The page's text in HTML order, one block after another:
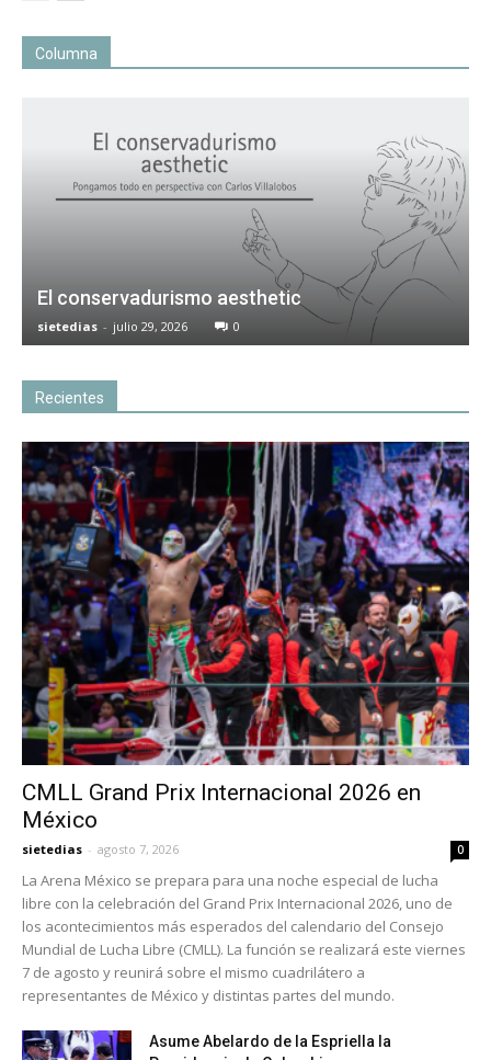
Columna
El conservadurismo aesthetic
sietedias - julio 29, 2026 0
Recientes
CMLL Grand Prix Internacional 2026 en
México
sietedias - agosto 7, 2026 0
La Arena México se prepara para una noche especial de lucha
libre con la celebración del Grand Prix Internacional 2026, uno de
los acontecimientos más esperados del calendario del Consejo
Mundial de Lucha Libre (CMLL). La función se realizará este viernes
7 de agosto y reunirá sobre el mismo cuadrilátero a
representantes de México y distintas partes del mundo.
Asume Abelardo de la Espriella la